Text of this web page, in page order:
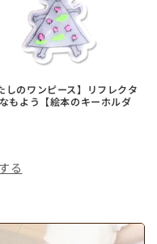
しのワンピース】リフレクタ
もよう【絵本のキーホルダ
る